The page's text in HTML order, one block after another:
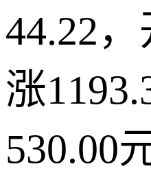
44.22
涨
530.00